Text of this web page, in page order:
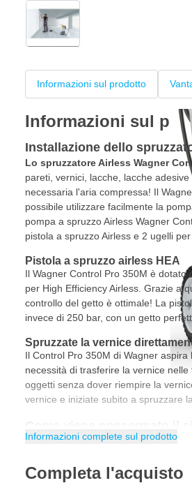
View larger image
+4
Informazioni sul prodotto
Informazioni sul
Installazione dello
Lo spruzzatore Airless Wagner
pareti, vernici, lacche, lacche
necessaria l'aria compressa! Il
possibile utilizzare facilmente la
pompa a spruzzo Airless Wagner
pistola a spruzzo Airless e 2 ugelli
Pistola a spruzzo airless HEA
Il Wagner Control Pro 350M è dotato
per High Efficiency Airless. Grazie a
controllo del getto è ottimale! La
invece di 250 bar, con un getto
Spruzzate la vernice
Il Control Pro 350M di Wagner
necessità di trasferire la vernice
oggetti senza dover riempire la
vernice e iniziate subito a spruzzare
Pro 350M?
iniziare subito a spruzzare qualsiasi
Informazioni complete sul prodotto
Completa l'acquisto